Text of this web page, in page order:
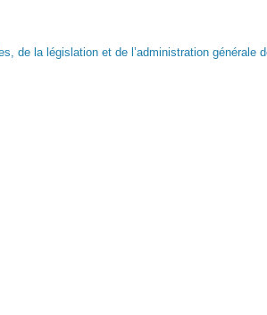
de la législation et de l’administration générale